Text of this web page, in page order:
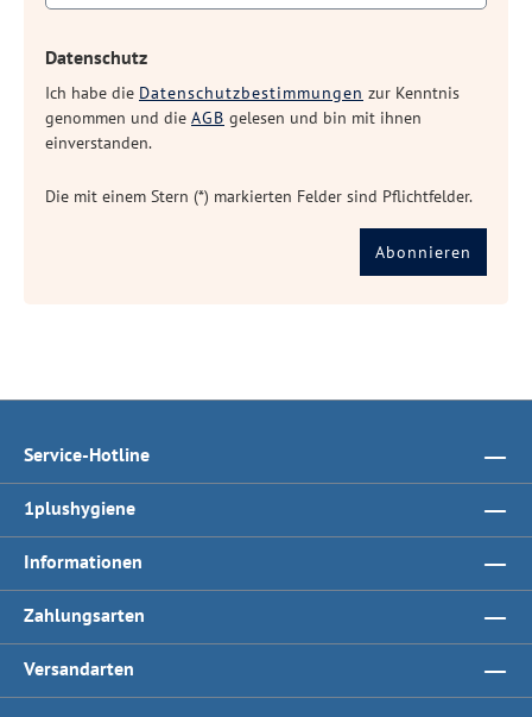
Datenschutz
Ich habe die Datenschutzbestimmungen zur Kenntnis
genommen und die AGB gelesen und bin mit ihnen
einverstanden.
Die mit einem Stern (*) markierten Felder sind Pflichtfelder.
Abonnieren
Service-Hotline
1plushygiene
Informationen
Zahlungsarten
Versandarten